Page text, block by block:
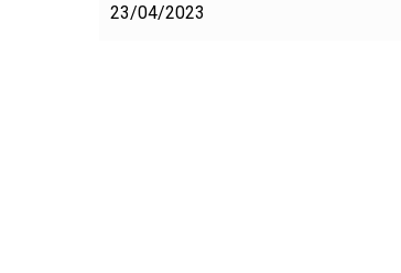
23/04/2023